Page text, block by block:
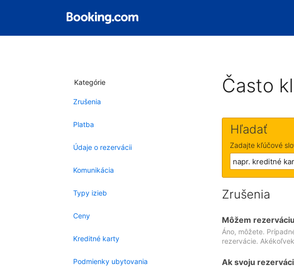
Kategórie
Zrušenia
Platba
Údaje o rezervácii
Komunikácia
Typy izieb
Ceny
Kreditné karty
Podmienky ubytovania
Často
Hľadať
Zadajte kľúčové
Zrušenia
Môžem
Áno, môžete.
rezervácie.
Ak svoju